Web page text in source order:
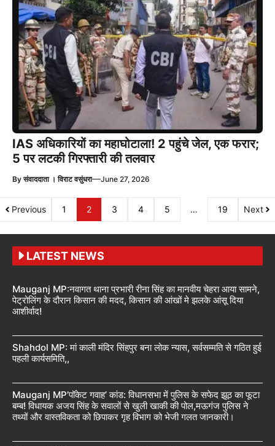
IAS अधिकारियों का महाघोटाला! 2 पहुंचे जेल, एक फरार;
5 पर लटकी गिरफ्तारी की तलवार
Byसंवाददाता । विराट वसुंधरा—June 27, 2026
Previous 1 2 3 4 5 … 19 Next
LATEST NEWS
Mauganj MP:नवागत थाना प्रभारी रीना सिंह का मानवीय चेहरा आया सामने,
पेट्रोलिंग के दौरान किसान की मदद, किसान की आंखों मे झलके आंसू दिया
आशीर्वाद!
Shahdol MP: मां काली मंदिर सिंहपुर बना लोक न्यास, सर्वसम्मति से गठित हुई
पहली कार्यसमिति,,
Mauganj MP’पॉकेट गवाह’ कांड: विधानसभा में पुलिस के सफेद झूठ का फूटा
बम्ब! विधायक अजय सिंह के सवालों से खुली खाकी की पोल,मऊगंज पुलिस ने
तथ्यों और वास्तविकता को छिपाकर गृह विभाग को भेजी गलत जानकारी।